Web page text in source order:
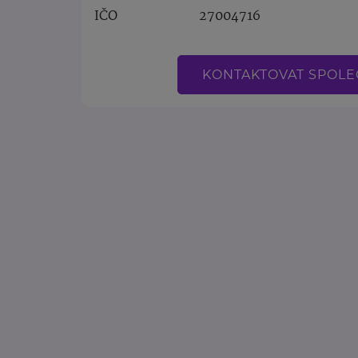
IČO
27004716
KONTAKTOVAT